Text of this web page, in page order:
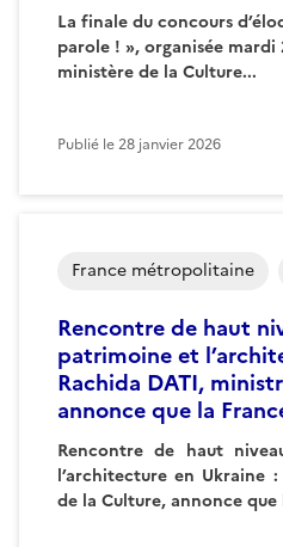
La finale du concours
parole ! », organisée
ministère de la Culture...
Publié le28 janvier 2026
Rencontre de haut
patrimoine et
Rachida DATI,
annonce que la
Rencontre de haut
l’architecture en Ukraine
de la Culture, annonce que
France métropolitaine